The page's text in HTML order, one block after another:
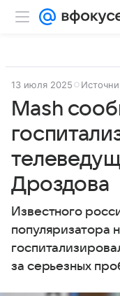
13 июля 2025
Mash
Дроздова
Известного
популяризатора
за серьезных